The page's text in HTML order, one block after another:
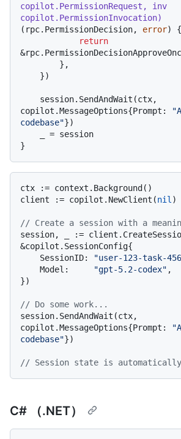
copilot.PermissionRequest, inv
copilot.PermissionInvocation)
(rpc.PermissionDecision, error) {
return
copilot.MessageOptions{Prompt:
codebase"})
ctx := context.Background()
client := copilot.NewClient(nil )
// Create a session with a
session, _ :=
&copilot.SessionConfig{
    SessionID:
"user-123-task-
    Model:
"gpt-5.2-codex" ,
})
// Do some work...
session.SendAndWait(ctx,
copilot.MessageOptions{Prompt:
codebase"})
// Session state is
C# （.NET）